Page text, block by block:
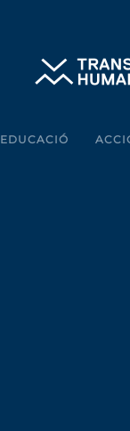
EDUCACIÓ